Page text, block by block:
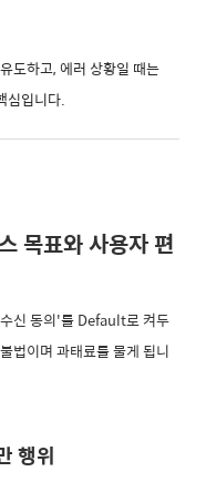
도하고, 에러 상황일 때는
심입니다.
목표와 사용자 편
신 동의'를 Default로 켜두
법이며 과태료를 물게 됩니
행위